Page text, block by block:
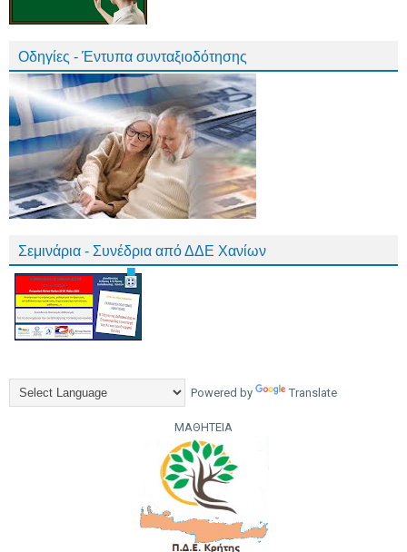
Οδηγίες - Έντυπα συνταξιοδότησης
Σεμινάρια - Συνέδρια από ΔΔΕ Χανίων
Powered by Translate
ΜΑΘΗΤΕΙΑ